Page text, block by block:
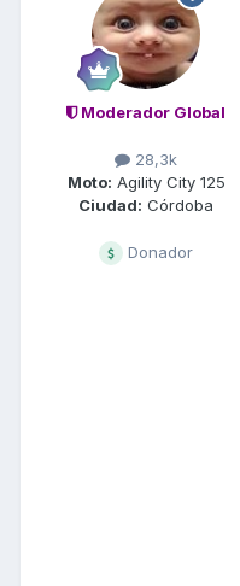
Moderador Global
28,3k
Moto: Agility City 125
Ciudad: Córdoba
Donador